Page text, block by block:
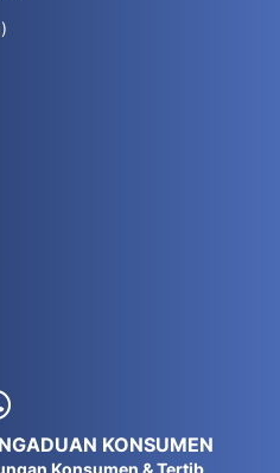
KONSUMEN
Konsumen & Tertib